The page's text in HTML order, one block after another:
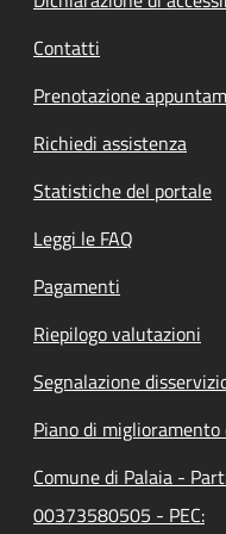
Contatti
Prenotazione
Richiedi assistenza
Statistiche del portale
Leggi le FAQ
Pagamenti
Riepilogo valutazioni
Segnalazione
Piano di miglioramento
Comune di Palaia -
00373580505 - PEC: